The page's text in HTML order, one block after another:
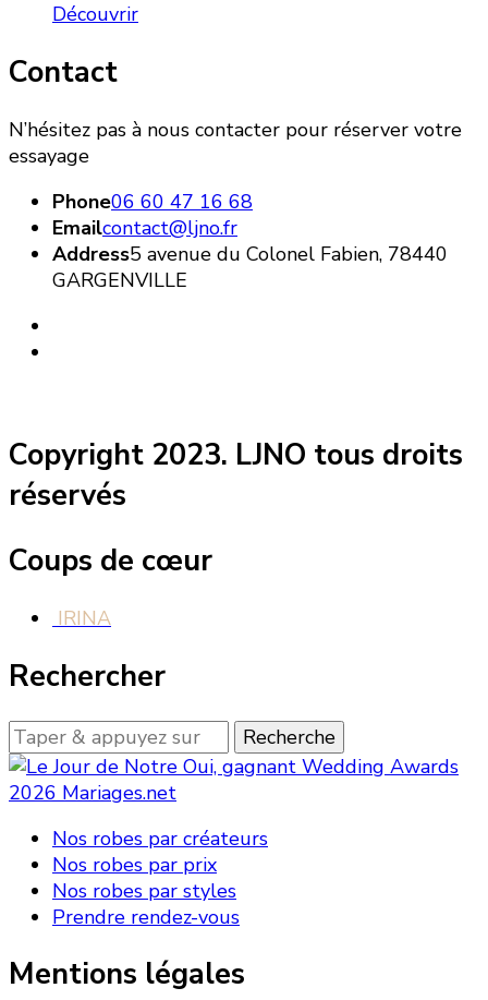
Découvrir
Contact
N’hésitez pas à nous contacter pour réserver votre
essayage
Phone06 60 47 16 68
Emailcontact@ljno.fr
Address5 avenue du Colonel Fabien, 78440
GARGENVILLE
Copyright 2023. LJNO tous droits
réservés
Coups de cœur
IRINA
Rechercher
Looking
for
Something?
Nos robes par créateurs
Nos robes par prix
Nos robes par styles
Prendre rendez-vous
Mentions légales